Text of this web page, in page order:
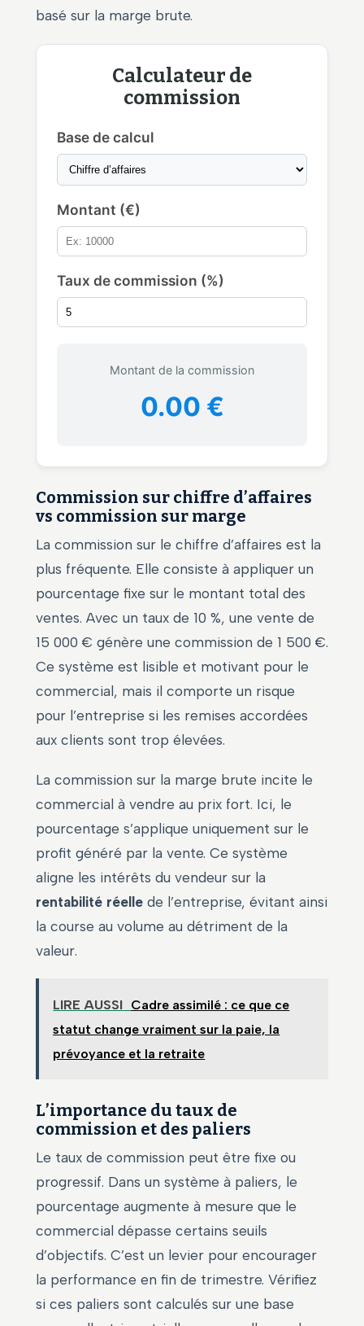
basé sur la marge brute.
Calculateur de
commission
Base de calcul
Montant (€)
Taux de commission (%)
Montant de la commission
0.00 €
Commission sur chiffre d’affaires
vs commission sur marge
La commission sur le chiffre d’affaires est la
plus fréquente. Elle consiste à appliquer un
pourcentage fixe sur le montant total des
ventes. Avec un taux de 10 %, une vente de
15 000 € génère une commission de 1 500 €.
Ce système est lisible et motivant pour le
commercial, mais il comporte un risque
pour l’entreprise si les remises accordées
aux clients sont trop élevées.
La commission sur la marge brute incite le
commercial à vendre au prix fort. Ici, le
pourcentage s’applique uniquement sur le
profit généré par la vente. Ce système
aligne les intérêts du vendeur sur la
rentabilité réelle de l’entreprise, évitant ainsi
la course au volume au détriment de la
valeur.
LIRE AUSSI Cadre assimilé : ce que ce
statut change vraiment sur la paie, la
prévoyance et la retraite
L’importance du taux de
commission et des paliers
Le taux de commission peut être fixe ou
progressif. Dans un système à paliers, le
pourcentage augmente à mesure que le
commercial dépasse certains seuils
d’objectifs. C’est un levier pour encourager
la performance en fin de trimestre. Vérifiez
si ces paliers sont calculés sur une base